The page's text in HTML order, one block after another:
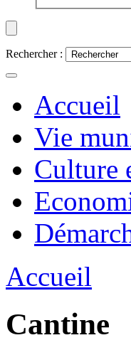
Rechercher :
Accueil
Vie
Culture
Accueil
Cantine